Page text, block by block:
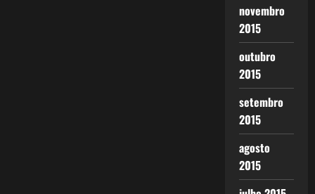
novembro
2015
outubro
2015
setembro
2015
agosto
2015